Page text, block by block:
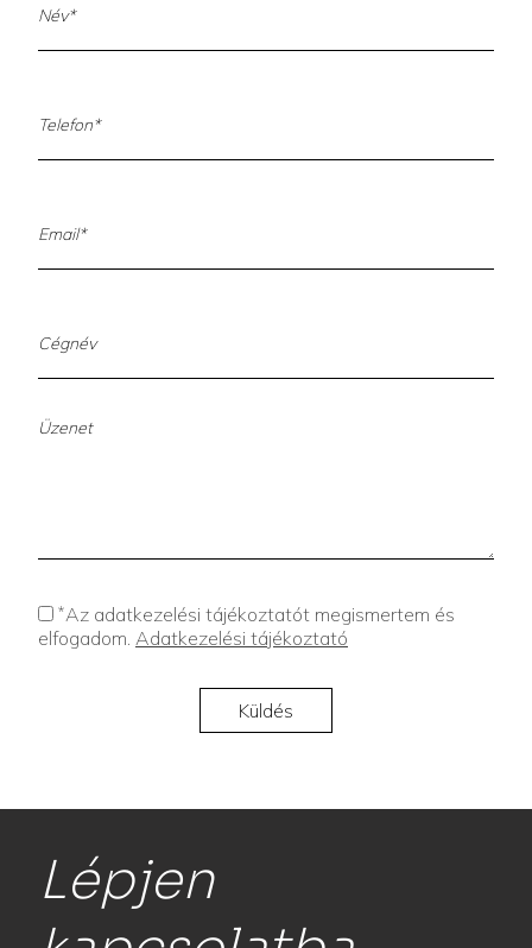
*Az adatkezelési tájékoztatót megismertem és
elfogadom. Adatkezelési tájékoztató
Lépjen